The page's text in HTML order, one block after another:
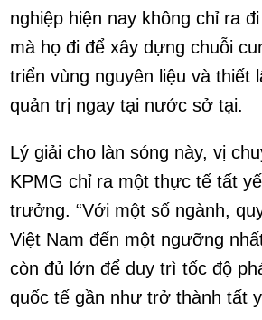
nghiệp hiện nay không chỉ ra
mà họ đi để xây dựng chuỗi
triển vùng nguyên liệu và thiết
quản trị ngay tại nước sở tại.
Lý giải cho làn sóng này, vị
KPMG chỉ ra một thực tế tất
trưởng. “Với một số ngành,
Việt Nam đến một ngưỡng
còn đủ lớn để duy trì tốc độ
quốc tế gần như trở thành tất